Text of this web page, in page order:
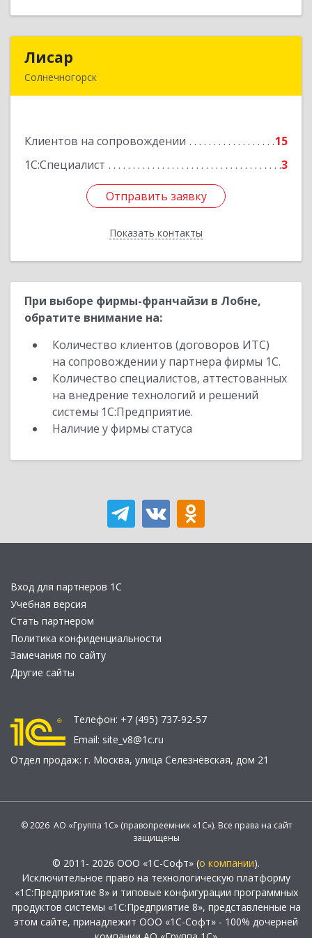
Лисар
Солнечногорск
Клиентов на сопровождении
15
1С:Специалист
3
Отправить заявку
Показать контакты
Подробнее
Отправить заявку
Назад
При выборе фирмы-франчайзи в Лобне,
обратите внимание на:
Количество клиентов (договоров ИТС)
на сопровождении у партнера фирмы 1С.
Количество специалистов, аттестованных
на внедрение технологий и решений
системы 1С:Предприятие.
Наличие у фирмы статуса
Вход для партнеров 1С
Учебная версия
Стать партнером
Политика конфиденциальности
Замечания по сайту
Другие сайты
Телефон: +7 (495) 737-92-57
Email: site_v8@1c.ru
Отдел продаж: г. Москва, улица Селезнёвская, дом 21
© 2026 АО «Группа 1С» (правопреемник «1С»). Все права на сайт
защищены
© 2011- 2026 ООО «1С-Софт» (о компании).
Исключительное право на технологическую платформу
«1С:Предприятие 8» и типовые конфигурации программных
продуктов системы «1С:Предприятие 8», представленные на
этом сайте, принадлежит ООО «1С-Софт» - 100% дочерней